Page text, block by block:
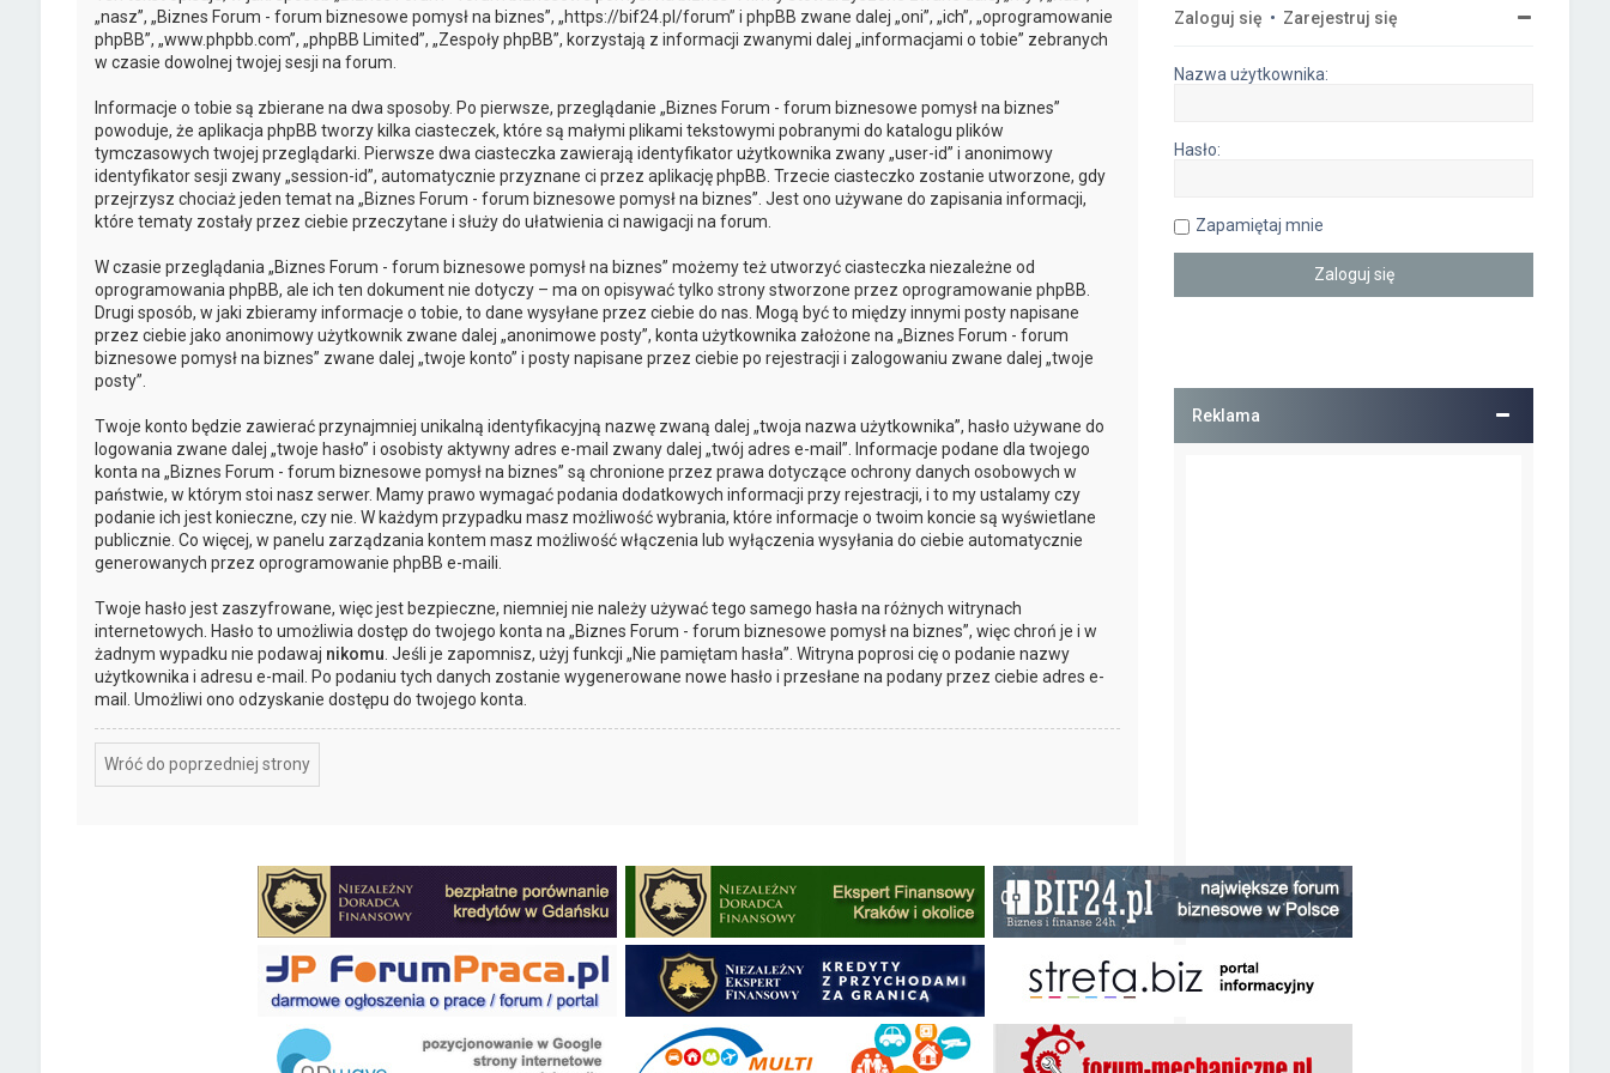
„nasz”, „Biznes Forum - forum biznesowe pomysł na biznes”, „https://bif24.pl/forum” i phpBB zwane dalej „oni”, „ich”, „oprogramowanie
phpBB”, „www.phpbb.com”, „phpBB Limited”, „Zespoły phpBB”, korzystają z informacji zwanymi dalej „informacjami o tobie” zebranych
w czasie dowolnej twojej sesji na forum.
Informacje o tobie są zbierane na dwa sposoby. Po pierwsze, przeglądanie „Biznes Forum - forum biznesowe pomysł na biznes”
powoduje, że aplikacja phpBB tworzy kilka ciasteczek, które są małymi plikami tekstowymi pobranymi do katalogu plików
tymczasowych twojej przeglądarki. Pierwsze dwa ciasteczka zawierają identyfikator użytkownika zwany „user-id” i anonimowy
identyfikator sesji zwany „session-id”, automatycznie przyznane ci przez aplikację phpBB. Trzecie ciasteczko zostanie utworzone, gdy
przejrzysz chociaż jeden temat na „Biznes Forum - forum biznesowe pomysł na biznes”. Jest ono używane do zapisania informacji,
które tematy zostały przez ciebie przeczytane i służy do ułatwienia ci nawigacji na forum.
W czasie przeglądania „Biznes Forum - forum biznesowe pomysł na biznes” możemy też utworzyć ciasteczka niezależne od
oprogramowania phpBB, ale ich ten dokument nie dotyczy – ma on opisywać tylko strony stworzone przez oprogramowanie phpBB.
Drugi sposób, w jaki zbieramy informacje o tobie, to dane wysyłane przez ciebie do nas. Mogą być to między innymi posty napisane
przez ciebie jako anonimowy użytkownik zwane dalej „anonimowe posty”, konta użytkownika założone na „Biznes Forum - forum
biznesowe pomysł na biznes” zwane dalej „twoje konto” i posty napisane przez ciebie po rejestracji i zalogowaniu zwane dalej „twoje
posty”.
Twoje konto będzie zawierać przynajmniej unikalną identyfikacyjną nazwę zwaną dalej „twoja nazwa użytkownika”, hasło używane do
logowania zwane dalej „twoje hasło” i osobisty aktywny adres e-mail zwany dalej „twój adres e-mail”. Informacje podane dla twojego
konta na „Biznes Forum - forum biznesowe pomysł na biznes” są chronione przez prawa dotyczące ochrony danych osobowych w
państwie, w którym stoi nasz serwer. Mamy prawo wymagać podania dodatkowych informacji przy rejestracji, i to my ustalamy czy
podanie ich jest konieczne, czy nie. W każdym przypadku masz możliwość wybrania, które informacje o twoim koncie są wyświetlane
publicznie. Co więcej, w panelu zarządzania kontem masz możliwość włączenia lub wyłączenia wysyłania do ciebie automatycznie
generowanych przez oprogramowanie phpBB e-maili.
Twoje hasło jest zaszyfrowane, więc jest bezpieczne, niemniej nie należy używać tego samego hasła na różnych witrynach
internetowych. Hasło to umożliwia dostęp do twojego konta na „Biznes Forum - forum biznesowe pomysł na biznes”, więc chroń je i w
żadnym wypadku nie podawaj nikomu . Jeśli je zapomnisz, użyj funkcji „Nie pamiętam hasła”. Witryna poprosi cię o podanie nazwy
użytkownika i adresu e-mail. Po podaniu tych danych zostanie wygenerowane nowe hasło i przesłane na podany przez ciebie adres e-
mail. Umożliwi ono odzyskanie dostępu do twojego konta.
Wróć do poprzedniej strony
Zaloguj się • Zarejestruj się
Nazwa użytkownika:
Hasło:
Zapamiętaj mnie
Reklama